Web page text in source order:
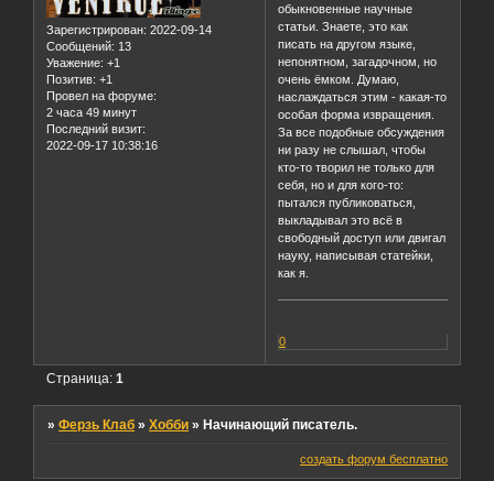
Зарегистрирован: 2022-09-14
Сообщений: 13
Уважение: +1
Позитив: +1
Провел на форуме:
2 часа 49 минут
Последний визит:
2022-09-17 10:38:16
обыкновенные научные
статьи. Знаете, это как
писать на другом языке,
непонятном, загадочном, но
очень ёмком. Думаю,
наслаждаться этим - какая-то
особая форма извращения.
За все подобные обсуждения
ни разу не слышал, чтобы
кто-то творил не только для
себя, но и для кого-то:
пытался публиковаться,
выкладывал это всё в
свободный доступ или двигал
науку, написывая статейки,
как я.